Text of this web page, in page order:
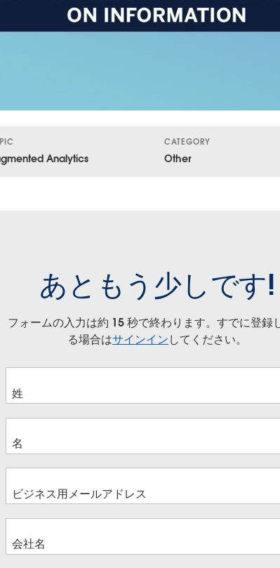
Analytics
CATEGORY
Other
あともう少しです!
フォームの入力は約 15 秒で終わります。すでに登録
る場合はサインインしてください。